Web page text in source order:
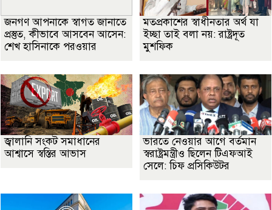
জনগণ আপনাকে স্বাগত জানাতে
প্রস্তুত, কীভাবে আসবেন আসেন:
শেখ হাসিনাকে পরওয়ার
মতপ্রকাশের স্বাধীনতার অর্থ যা
ইচ্ছা তাই বলা নয়: রাষ্ট্রদূত
মুশফিক
জ্বালানি সংকট সমাধানের
আশ্বাসে স্বস্তির আভাস
ভারতে নেওয়ার আগে বর্তমান
স্বরাষ্ট্রমন্ত্রীও ছিলেন টিএফআই
সেলে: চিফ প্রসিকিউটর